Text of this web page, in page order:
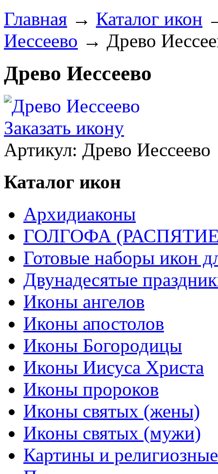
Главная → Каталог икон
Иессеево → Древо
Древо Иессеево
Заказать икону
Артикул: Древо Иессеево
Каталог икон
Архидиаконы
ГОЛГОФА
Готовые наборы икон
Двунадесятые
Иконы ангелов
Иконы апостолов
Иконы Богородицы
Иконы Иисуса Христа
Иконы пророков
Иконы святых (жены)
Иконы святых (мужи)
Картины и